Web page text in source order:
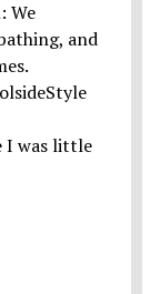
I was little